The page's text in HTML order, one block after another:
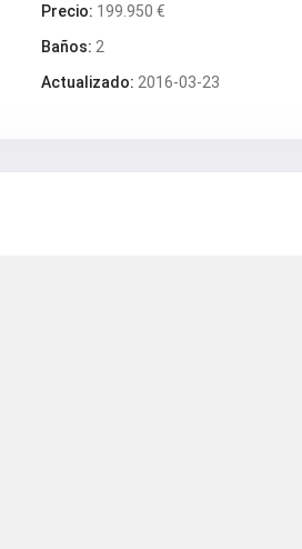
Precio: 199.950 €
Baños: 2
Actualizado: 2016-03-23